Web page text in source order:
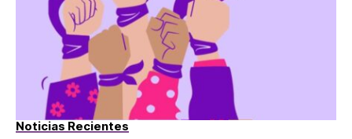
Noticias Recientes